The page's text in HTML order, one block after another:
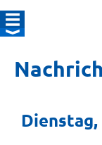
Dienstag,